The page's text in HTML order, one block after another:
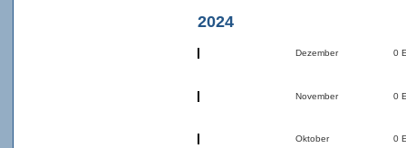
2024
Dezember 0
November 0
Oktober 0